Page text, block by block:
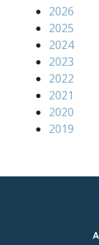
2026
2025
2024
2023
2022
2021
2020
2019